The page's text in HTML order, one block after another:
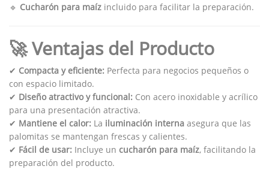
🔹 Cucharón para maíz incluido para facilitar la preparación.
🚀 Ventajas del Producto
✔ Compacta y eficiente: Perfecta para negocios pequeños o
con espacio limitado.
✔ Diseño atractivo y funcional: Con acero inoxidable y acrílico
para una presentación atractiva.
✔ Mantiene el calor: La iluminación interna asegura que las
palomitas se mantengan frescas y calientes.
✔ Fácil de usar: Incluye un cucharón para maíz, facilitando la
preparación del producto.